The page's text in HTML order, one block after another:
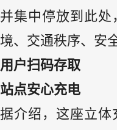
并集中停放到此
境、交通秩序、安
用户扫码存取
站点安心充电
据介绍，这座立体